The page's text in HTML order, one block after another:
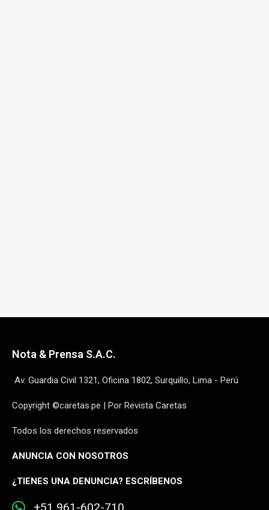
Nota & Prensa S.A.C.
Av. Guardia Civil 1321, Oficina 1802, Surquillo, Lima - Perú
Copyright ©caretas.pe | Por Revista Caretas
Todos los derechos reservados
ANUNCIA CON NOSOTROS
¿TIENES UNA DENUNCIA? ESCRÍBENOS